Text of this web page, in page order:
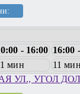
- 16:00 16:00
мин 11 мин
УЛ., УГОЛ